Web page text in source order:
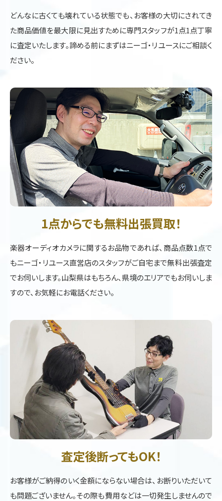
どんなに古くても壊れている状態でも、お客様の大切にされてき
た商品価値を最大限に見出すために専門スタッフが1点1点丁寧
に査定いたします。諦める前にまずはニーゴ・リユースにご相談く
ださい。
1点からでも無料出張買取！
楽器オーディオカメラに関するお品物であれば、商品点数1点で
もニーゴ・リユース直営店のスタッフがご自宅まで無料出張査定
でお伺いします。山梨県はもちろん、県境のエリアでもお伺いしま
すので、お気軽にお電話ください。
査定後断ってもOK！
お客様がご納得のいく金額にならない場合は、お断りいただいて
も問題ございません。その際も費用などは一切発生しませんので